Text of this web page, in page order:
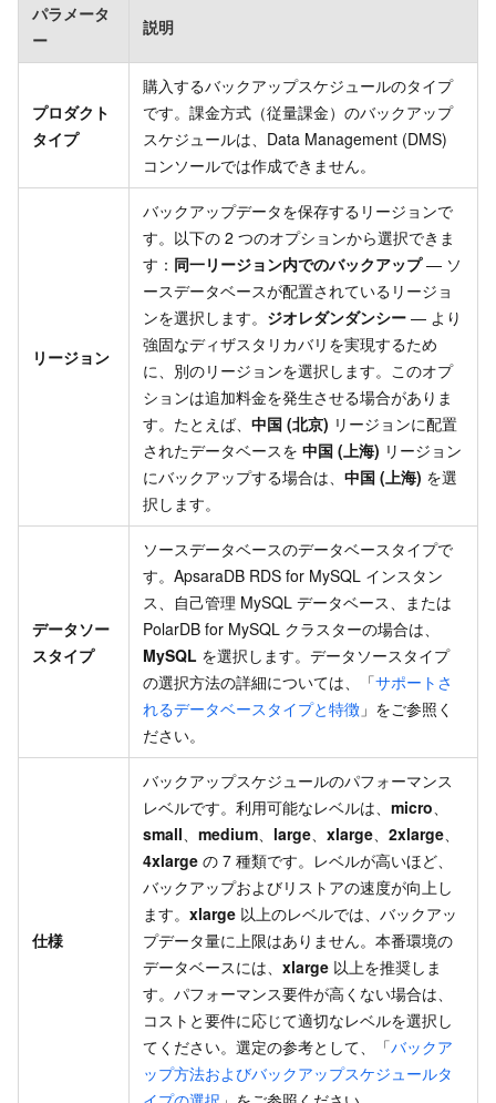
パラメータ
ー
説明
プロダクト
タイプ
購入するバックアップスケジュールのタイプ
です。課金方式（従量課金）のバックアップ
スケジュールは、Data Management (DMS)
コンソールでは作成できません。
リージョン
バックアップデータを保存するリージョンで
す。以下の 2 つのオプションから選択できま
す： 同一リージョン内でのバックアップ— ソ
ースデータベースが配置されているリージョ
ンを選択します。 ジオレダンダンシー — より
強固なディザスタリカバリを実現するため
に、別のリージョンを選択します。このオプ
ションは追加料金を発生させる場合がありま
す。たとえば、 中国 (北京) リージョンに配置
されたデータベースを 中国 (上海) リージョン
にバックアップする場合は、 中国 (上海) を選
択します。
データソー
スタイプ
ソースデータベースのデータベースタイプで
す。ApsaraDB RDS for MySQL インスタン
ス、自己管理 MySQL データベース、または
PolarDB for MySQL クラスターの場合は、
MySQL を選択します。データソースタイプ
の選択方法の詳細については、「サポートさ
れるデータベースタイプと特徴 」をご参照く
ださい。
仕様
バックアップスケジュールのパフォーマンス
レベルです。利用可能なレベルは、 micro
small
medium large xlarge 2xlarge
4xlarge の 7 種類です。レベルが高いほど、
バックアップおよびリストアの速度が向上し
ます。 xlarge 以上のレベルでは、バックアッ
プデータ量に上限はありません。本番環境の
データベースには、 xlarge 以上を推奨しま
す。パフォーマンス要件が高くない場合は、
コストと要件に応じて適切なレベルを選択し
てください。選定の参考として、「バックア
ップ方法およびバックアップスケジュールタ